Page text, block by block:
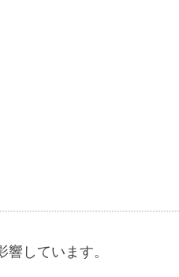
しています。